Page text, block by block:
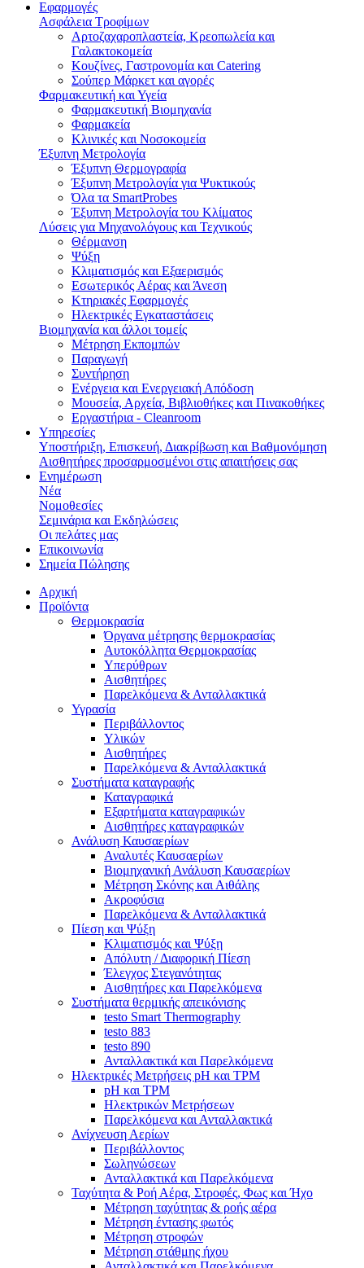
Εφαρμογές
Ασφάλεια Τροφίμων
Αρτοζαχαροπλαστεία, Κρεοπωλεία και
Γαλακτοκομεία
Κουζίνες, Γαστρονομία και Catering
Σούπερ Μάρκετ και αγορές
Φαρμακευτική και Υγεία
Φαρμακευτική Βιομηχανία
Φαρμακεία
Κλινικές και Νοσοκομεία
Έξυπνη Μετρολογία
Έξυπνη Θερμογραφία
Έξυπνη Μετρολογία για Ψυκτικούς
Όλα τα SmartProbes
Έξυπνη Μετρολογία του Κλίματος
Λύσεις για Μηχανολόγους και Τεχνικούς
Θέρμανση
Ψύξη
Κλιματισμός και Εξαερισμός
Εσωτερικός Aέρας και Άνεση
Κτηριακές Εφαρμογές
Ηλεκτρικές Εγκαταστάσεις
Βιομηχανία και άλλοι τομείς
Mέτρηση Eκπομπών
Παραγωγή
Συντήρηση
Ενέργεια και Ενεργειακή Απόδοση
Μουσεία, Αρχεία, Βιβλιοθήκες και Πινακοθήκες
Εργαστήρια - Cleanroom
Υπηρεσίες
Υποστήριξη, Επισκευή, Διακρίβωση και Βαθμονόμηση
Αισθητήρες προσαρμοσμένοι στις απαιτήσεις σας
Ενημέρωση
Νέα
Νομοθεσίες
Σεμινάρια και Εκδηλώσεις
Οι πελάτες μας
Επικοινωνία
Σημεία Πώλησης
Αρχική
Προϊόντα
Θερμοκρασία
Όργανα μέτρησης θερμοκρασίας
Αυτοκόλλητα Θερμοκρασίας
Υπερύθρων
Αισθητήρες
Παρελκόμενα & Ανταλλακτικά
Υγρασία
Περιβάλλοντος
Υλικών
Αισθητήρες
Παρελκόμενα & Ανταλλακτικά
Συστήματα καταγραφής
Καταγραφικά
Εξαρτήματα καταγραφικών
Αισθητήρες καταγραφικών
Ανάλυση Καυσαερίων
Αναλυτές Καυσαερίων
Βιομηχανική Ανάλυση Καυσαερίων
Μέτρηση Σκόνης και Αιθάλης
Ακροφύσια
Παρελκόμενα & Ανταλλακτικά
Πίεση και Ψύξη
Κλιματισμός και Ψύξη
Απόλυτη / Διαφορική Πίεση
Έλεγχος Στεγανότητας
Αισθητήρες και Παρελκόμενα
Συστήματα θερμικής απεικόνισης
testo Smart Thermography
testo 883
testo 890
Ανταλλακτικά και Παρελκόμενα
Ηλεκτρικές Μετρήσεις pH και TPM
pH και TPM
Ηλεκτρικών Μετρήσεων
Παρελκόμενα και Ανταλλακτικά
Ανίχνευση Αερίων
Περιβάλλοντος
Σωληνώσεων
Ανταλλακτικά και Παρελκόμενα
Ταχύτητα & Ροή Αέρα, Στροφές, Φως και Ήχο
Μέτρηση ταχύτητας & ροής αέρα
Μέτρηση έντασης φωτός
Μέτρηση στροφών
Μέτρηση στάθμης ήχου